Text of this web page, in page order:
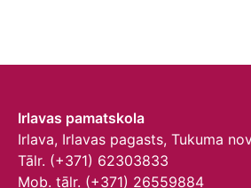
Irlavas pamatskola
Irlava, Irlavas pagasts, Tukuma
Tālr. (+371) 62303833
Mob. tālr. (+371) 26559884